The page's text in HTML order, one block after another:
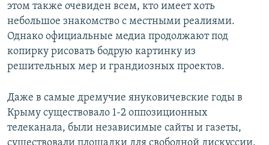
этом также очевиден всем, кто имеет хоть
небольшое знакомство с местными реалиями.
Однако официальные медиа продолжают под
копирку рисовать бодрую картинку из
решительных мер и грандиозных проектов.
Даже в самые дремучие януковичевские годы в
Крыму существовало 1-2 оппозиционных
телеканала, были независимые сайты и газеты,